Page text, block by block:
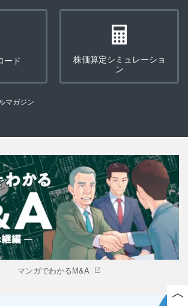
ード
株価算定シミュレーショ
ン
マガジン
マンガでわかるM&A